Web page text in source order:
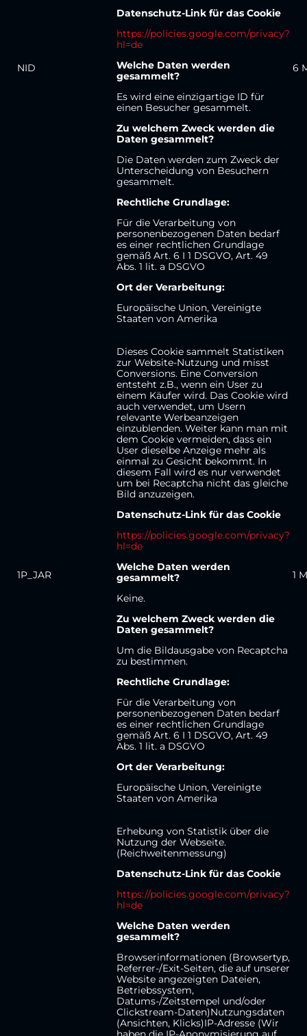
NID
Datenschutz-Link für das Cookie
https://policies.google.com/privacy?
hl=de
Welche Daten werden
gesammelt?
Es wird eine einzigartige ID für
einen Besucher gesammelt.
Zu welchem Zweck werden die
Daten gesammelt?
Die Daten werden zum Zweck der
Unterscheidung von Besuchern
gesammelt.
Rechtliche Grundlage:
Für die Verarbeitung von
personenbezogenen Daten bedarf
es einer rechtlichen Grundlage
gemäß Art. 6 I 1 DSGVO, Art. 49
Abs. 1 lit. a DSGVO
Ort der Verarbeitung:
Europäische Union, Vereinigte
Staaten von Amerika
6
1P_JAR
Dieses Cookie sammelt Statistiken
zur Website-Nutzung und misst
Conversions. Eine Conversion
entsteht z.B., wenn ein User zu
einem Käufer wird. Das Cookie wird
auch verwendet, um Usern
relevante Werbeanzeigen
einzublenden. Weiter kann man mit
dem Cookie vermeiden, dass ein
User dieselbe Anzeige mehr als
einmal zu Gesicht bekommt. In
diesem Fall wird es nur verwendet
um bei Recaptcha nicht das gleiche
Bild anzuzeigen.
Datenschutz-Link für das Cookie
https://policies.google.com/privacy?
hl=de
Welche Daten werden
gesammelt?
Keine.
Zu welchem Zweck werden die
Daten gesammelt?
Um die Bildausgabe von Recaptcha
zu bestimmen.
Rechtliche Grundlage:
Für die Verarbeitung von
personenbezogenen Daten bedarf
es einer rechtlichen Grundlage
gemäß Art. 6 I 1 DSGVO, Art. 49
Abs. 1 lit. a DSGVO
Ort der Verarbeitung:
Europäische Union, Vereinigte
Staaten von Amerika
1
Erhebung von Statistik über die
Nutzung der Webseite.
(Reichweitenmessung)
Datenschutz-Link für das Cookie
https://policies.google.com/privacy?
hl=de
Welche Daten werden
gesammelt?
Browserinformationen (Browsertyp,
Referrer-/Exit-Seiten, die auf unserer
Website angezeigten Dateien,
Betriebssystem,
Datums-/Zeitstempel und/oder
Clickstream-Daten)Nutzungsdaten
(Ansichten, Klicks)IP-Adresse (Wir